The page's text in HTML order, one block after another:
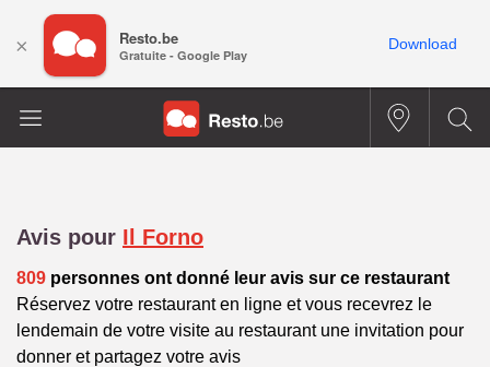
Avis pour Il Forno
809 personnes ont donné leur avis sur ce restaurant
Réservez votre restaurant en ligne et vous recevrez le
lendemain de votre visite au restaurant une invitation pour
donner et partagez votre avis
× Resto.be
Gratuite - Google Play
Download